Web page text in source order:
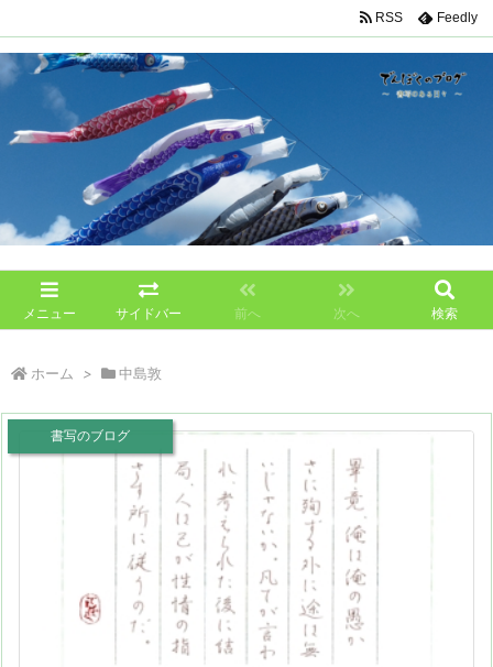
メニュー サイドバー 前へ 次へ 検索
RSS Feedly
ホーム > 中島敦
書写のブログ